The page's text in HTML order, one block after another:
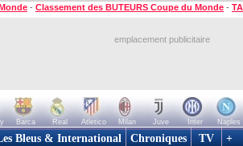
- Classement des BUTEURS Coupe du Monde -
emplacement publicitaire
Barca Real Atletico Milan Juve Inter Naples
Bleus & International Chroniques TV +